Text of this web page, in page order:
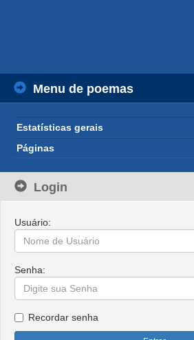
Menu de poemas
Estatísticas gerais
Páginas
Login
Usuário:
Senha:
Recordar senha